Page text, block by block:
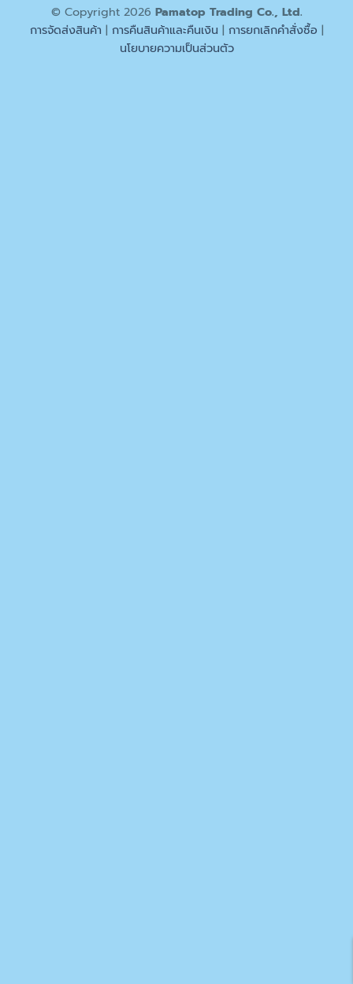
© Copyright 2026 Pamatop Trading Co., Ltd.
การจัดส่งสินค้า | การคืนสินค้าและคืนเงิน | การยกเลิกคำสั่งซื้อ |
นโยบายความเป็นส่วนตัว